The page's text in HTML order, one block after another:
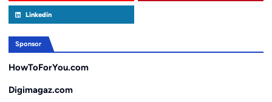
Linkedin
Sponsor
HowToForYou.com
Digimagaz.com